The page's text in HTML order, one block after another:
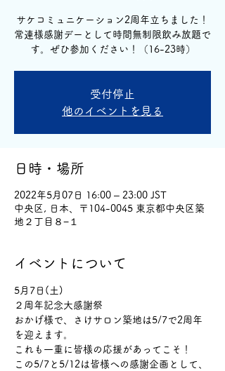
サケコミュニケーション2周年立ちました！
常連様感謝デーとして時間無制限飲み放題で
受付停止
他のイベントを見る
日時・場所
2022年5月07日 16:00 – 23:00 JST
中央区, 日本、〒104-0045 東京都中央区築
地２丁目８−１
イベントについて
5月7日(土)
２周年記念大感謝祭
おかげ様で、さけサロン築地は5/7で2周年
を迎えます。
これも一重に皆様の応援があってこそ！
この5/7と5/12は皆様への感謝企画として、